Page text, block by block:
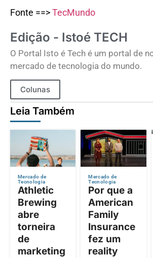
Fonte ==>TecMundo
Edição - Istoé TECH
O Portal Isto é Tech é um portal de
mercado de tecnologia do mundo.
Colunas
Leia Também
Mercado de
Tecnologia
Athletic
Brewing
abre
torneira
de
marketing
Mercado de
Tecnologia
Por que a
American
Family
Insurance
fez um
reality